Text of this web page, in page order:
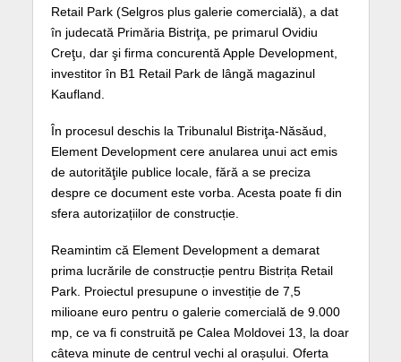
Retail Park (Selgros plus galerie comercială), a dat
în judecată Primăria Bistriţa, pe primarul Ovidiu
Creţu, dar şi firma concurentă Apple Development,
investitor în B1 Retail Park de lângă magazinul
Kaufland.
În procesul deschis la Tribunalul Bistriţa-Năsăud,
Element Development cere anularea unui act emis
de autorităţile publice locale, fără a se preciza
despre ce document este vorba. Acesta poate fi din
sfera autorizațiilor de construcție.
Reamintim că Element Development a demarat
prima lucrările de construcție pentru Bistrița Retail
Park. Proiectul presupune o investiție de 7,5
milioane euro pentru o galerie comercială de 9.000
mp, ce va fi construită pe Calea Moldovei 13, la doar
câteva minute de centrul vechi al orașului. Oferta